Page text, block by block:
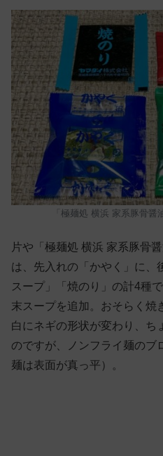
「極麺処 横浜 家系豚骨
片や「極麺処 横浜 家系豚骨
は、先入れの「かやく」に、
スープ」「焼のり」の計4種
末スープを追加。おそらく焼
白にネギの形状が変わり、ち
のですが、ノンフライ麺のブ
麺は表面が真っ平）。